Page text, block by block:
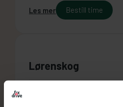
Les mer Bestill time
Lørenskog